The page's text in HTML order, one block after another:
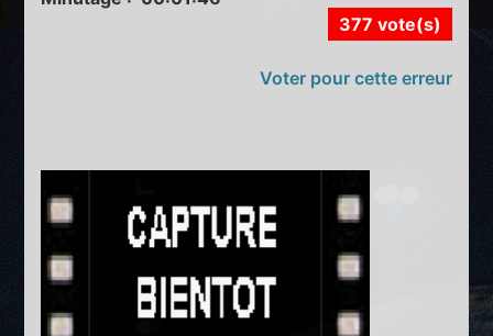
377 vote(s)
Voter pour cette erreur